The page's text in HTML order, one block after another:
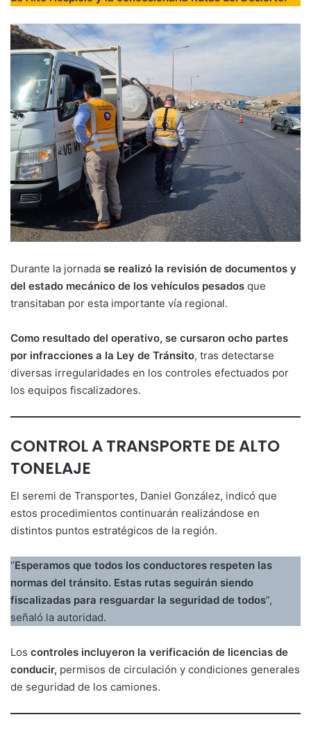
Durante la jornada se realizó la revisión de documentos y
del estado mecánico de los vehículos pesados que
transitaban por esta importante vía regional.
Como resultado del operativo, se cursaron ocho partes
por infracciones a la Ley de Tránsito, tras detectarse
diversas irregularidades en los controles efectuados por
los equipos fiscalizadores.
CONTROL A TRANSPORTE DE ALTO
TONELAJE
El seremi de Transportes, Daniel González, indicó que
estos procedimientos continuarán realizándose en
distintos puntos estratégicos de la región.
“Esperamos que todos los conductores respeten las
normas del tránsito. Estas rutas seguirán siendo
fiscalizadas para resguardar la seguridad de todos”,
señaló la autoridad.
Los controles incluyeron la verificación de licencias de
conducir, permisos de circulación y condiciones generales
de seguridad de los camiones.